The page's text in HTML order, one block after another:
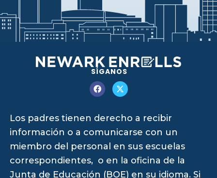
SÍGANOS
Los padres tienen derecho a recibir
información o a comunicarse con un
miembro del personal en sus escuelas
correspondientes, o en la oficina de la
Junta de Educación (BOE) en su idioma. Si